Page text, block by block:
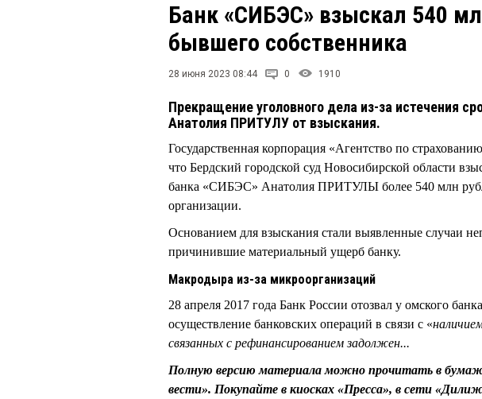
Банк «СИБЭС» взыскал 540
бывшего собственника
28 июня 2023 08:44 0 1910
Прекращение уголовного дела из-за истечения
Анатолия ПРИТУЛУ от взыскания.
Государственная корпорация «Агентство по
что Бердский городской суд Новосибирской области
банка «СИБЭС» Анатолия ПРИТУЛЫ более 540 млн
организации.
Основанием для взыскания стали выявленные случаи
причинившие материальный ущерб банку.
Макродыра из-за микроорганизаций
28 апреля 2017 года Банк России отозвал у омского
осуществление банковских операций в связи с «
связанных с рефинансированием задолжен...
Полную версию материала можно прочитать в
вести». Покупайте в киосках «Пресса», в сети